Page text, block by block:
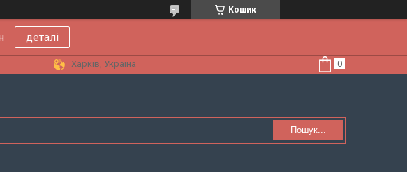
Кошик
деталі
Харків, Україна
Пошук...